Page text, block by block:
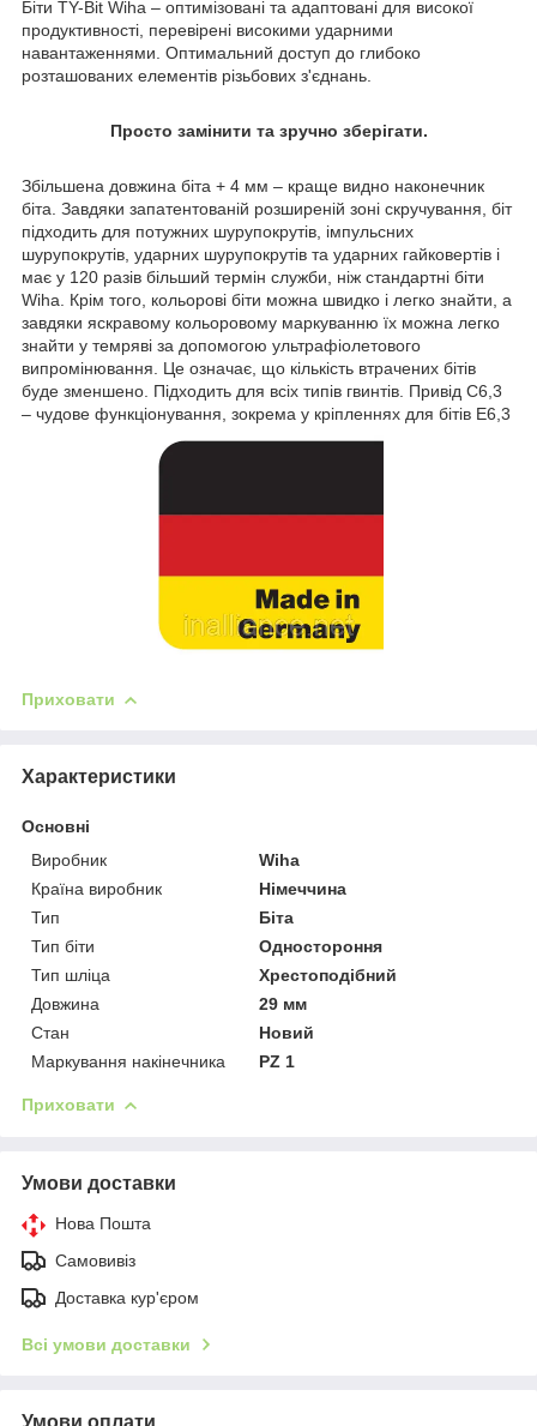
Біти TY-Bit Wiha – оптимізовані та адаптовані для високої
продуктивності, перевірені високими ударними
навантаженнями. Оптимальний доступ до глибоко
розташованих елементів різьбових з'єднань.
Просто замінити та зручно зберігати.
Збільшена довжина біта + 4 мм – краще видно наконечник
біта. Завдяки запатентованій розширеній зоні скручування, біт
підходить для потужних шурупокрутів, імпульсних
шурупокрутів, ударних шурупокрутів та ударних гайковертів і
має у 120 разів більший термін служби, ніж стандартні біти
Wiha. Крім того, кольорові біти можна швидко і легко знайти, а
завдяки яскравому кольоровому маркуванню їх можна легко
знайти у темряві за допомогою ультрафіолетового
випромінювання. Це означає, що кількість втрачених бітів
буде зменшено. Підходить для всіх типів гвинтів. Привід C6,3
– чудове функціонування, зокрема у кріпленнях для бітів E6,3
Приховати
Характеристики
Основні
Виробник
Wiha
Країна виробник
Німеччина
Тип
Біта
Тип біти
Одностороння
Тип шліца
Хрестоподібний
Довжина
29 мм
Стан
Новий
Маркування накінечника
PZ 1
Приховати
Умови доставки
Нова Пошта
Самовивіз
Доставка кур'єром
Всі умови доставки
Умови оплати